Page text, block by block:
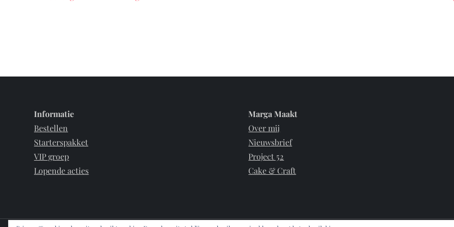
Informatie
Bestellen
Starterspakket
VIP groep
Lopende acties
Marga Maakt
Over mij
Nieuwsbrief
Project 52
Cake & Craft